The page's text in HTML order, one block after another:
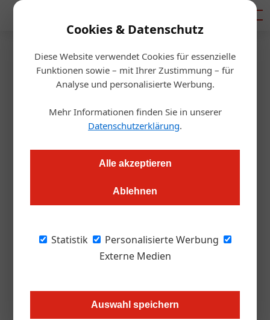
Cookies & Datenschutz
Diese Website verwendet Cookies für essenzielle
Funktionen sowie – mit Ihrer Zustimmung – für
Analyse und personalisierte Werbung.
Mehr Informationen finden Sie in unserer
Datenschutzerklärung.
Alle akzeptieren
Ablehnen
Statistik
Personalisierte Werbung
Externe Medien
Auswahl speichern
Startseite/Gastro & Hotel
200 Milliarden Euro bereit für
Investments in die Hotellerie
und Gastronomie
schlägt nun vor, private Investments in KMU staatlich zu
fördern. Im Fokus steht die Tourismusbranche. Wir haben mit
das ein neuer Schub für Crowdfunding in Hotellerie und
Gastronomie werden könnte.